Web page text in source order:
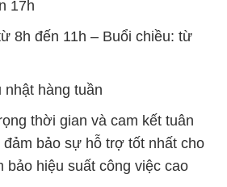
bảo sự hỗ trợ tốt nhất cho
hiệu suất công việc cao
TY HÓA CHẤT ĐẮC
lộ 1A, Phường Bình Trị